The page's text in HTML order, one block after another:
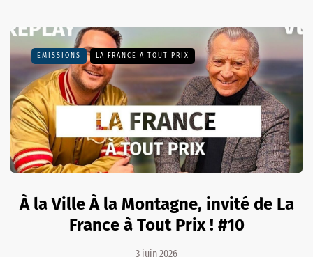
EMISSIONS LA FRANCE À TOUT PRIX
À la Ville À la Montagne, invité de La
France à Tout Prix ! #10
3 juin 2026